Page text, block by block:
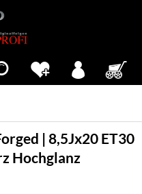
| 8,5Jx20 ET30
Hochglanz